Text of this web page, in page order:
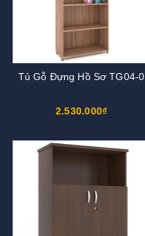
Tủ Gỗ Đựng Hồ Sơ TG04-0
2.530.000₫